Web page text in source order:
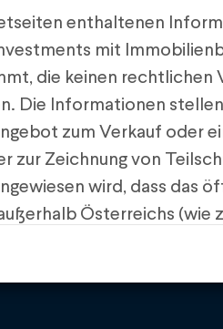
enthaltenen
mit
die keinen rechtlichen
Die Informationen
zum Verkauf oder
zur Zeichnung von
wird, dass das
Österreichs
ausschließlich für die
der von der
von der
zur Verfügung
in Bezug auf
Investment Management GmbH,
Investment Management GmbH.